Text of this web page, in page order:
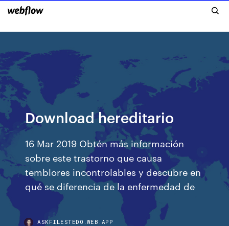
Download hereditario
16 Mar 2019 Obtén más información
sobre este trastorno que causa
temblores incontrolables y descubre en
qué se diferencia de la enfermedad de
ASKFILESTEDO.WEB.APP